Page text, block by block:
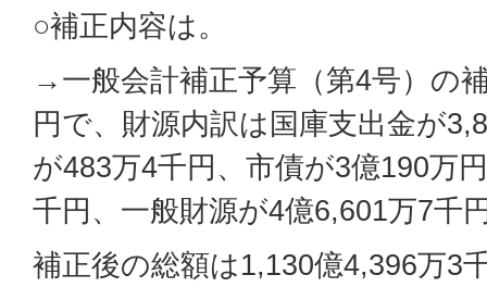
○補正内容は。
→一般会計補正予算（第4号）の
円で、財源内訳は国庫支出金が
が483万4千円、市債が3億190万
千円、一般財源が4億6,601万7千
補正後の総額は1,130億4,396万3